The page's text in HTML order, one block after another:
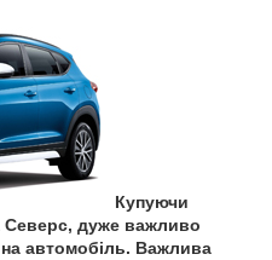
Купуючи
Северс, дуже важливо
автомобіль. Важлива